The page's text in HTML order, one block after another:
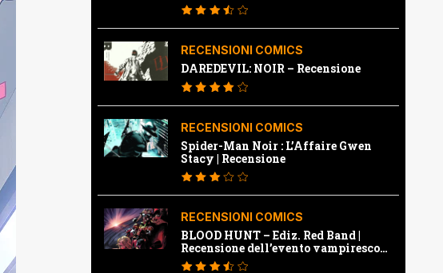
RECENSIONI COMICS
DAREDEVIL: NOIR – Recensione
RECENSIONI COMICS
Spider-Man Noir : L’Affaire Gwen
Stacy | Recensione
RECENSIONI COMICS
BLOOD HUNT – Ediz. Red Band |
Recensione dell’evento vampiresco
della Marvel